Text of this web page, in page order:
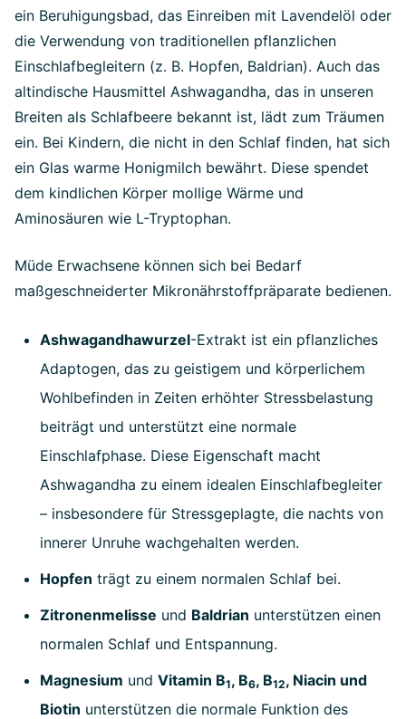
ein Beruhigungsbad, das Einreiben mit Lavendelöl oder
die Verwendung von traditionellen pflanzlichen
Einschlafbegleitern (z. B. Hopfen, Baldrian). Auch das
altindische Hausmittel Ashwagandha, das in unseren
Breiten als Schlafbeere bekannt ist, lädt zum Träumen
ein. Bei Kindern, die nicht in den Schlaf finden, hat sich
ein Glas warme Honigmilch bewährt. Diese spendet
dem kindlichen Körper mollige Wärme und
Aminosäuren wie L-Tryptophan.
Müde Erwachsene können sich bei Bedarf
maßgeschneiderter Mikronährstoffpräparate bedienen.
Ashwagandhawurzel-Extrakt ist ein pflanzliches
Adaptogen, das zu geistigem und körperlichem
Wohlbefinden in Zeiten erhöhter Stressbelastung
beiträgt und unterstützt eine normale
Einschlafphase. Diese Eigenschaft macht
Ashwagandha zu einem idealen Einschlafbegleiter
– insbesondere für Stressgeplagte, die nachts von
innerer Unruhe wachgehalten werden.
Hopfen trägt zu einem normalen Schlaf bei.
Zitronenmelisse und Baldrian unterstützen einen
normalen Schlaf und Entspannung.
Magnesium und Vitamin B1, B6, B12, Niacin und
Biotin unterstützen die normale Funktion des